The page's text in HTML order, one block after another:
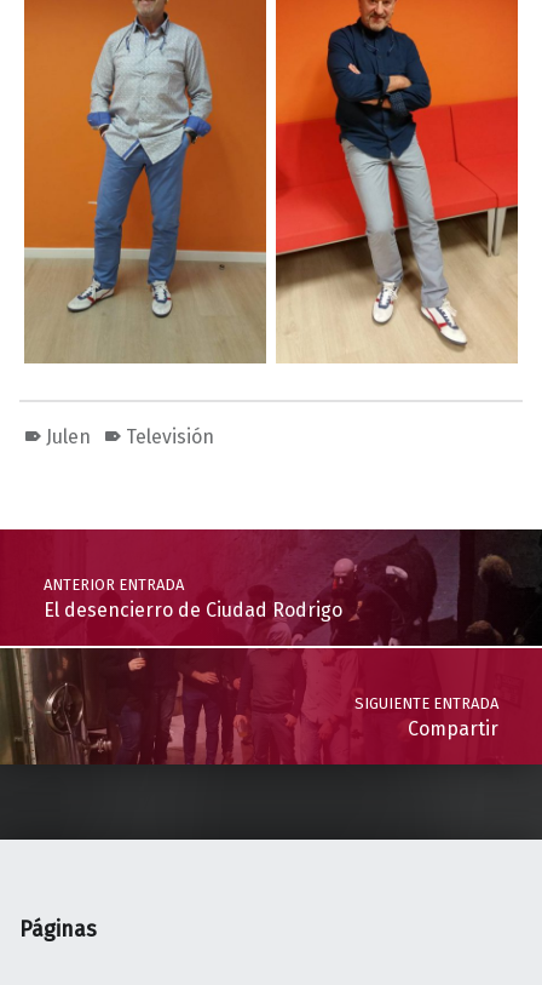
Julen Televisión
Navegación de entradas
ANTERIOR ENTRADA
El desencierro de Ciudad Rodrigo
SIGUIENTE ENTRADA
Compartir
Páginas